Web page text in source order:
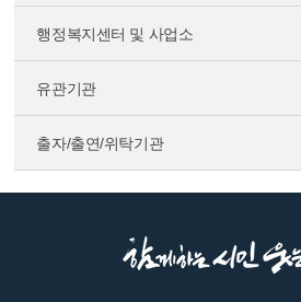
행정복지센터 및 사업소
유관기관
출자/출연/위탁기관